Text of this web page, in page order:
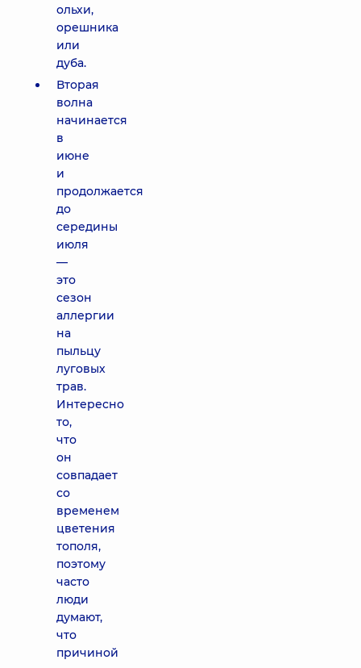
ольхи,
орешника
или
дуба.
Вторая
волна
начинается
в
июне
и
продолжается
до
середины
июля
—
это
сезон
аллергии
на
пыльцу
луговых
трав.
Интересно
то,
что
он
совпадает
со
временем
цветения
тополя,
поэтому
часто
люди
думают,
что
причиной